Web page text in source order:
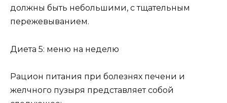
должны быть небольшими, с тщательным
пережевыванием.
Диета 5: меню на неделю
Рацион питания при болезнях печени и
желчного пузыря представляет собой